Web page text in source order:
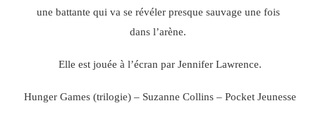
une battante qui va se révéler presque sauvage une fois
dans l’arène.
Elle est jouée à l’écran par Jennifer Lawrence.
Hunger Games (trilogie) – Suzanne Collins – Pocket Jeunesse